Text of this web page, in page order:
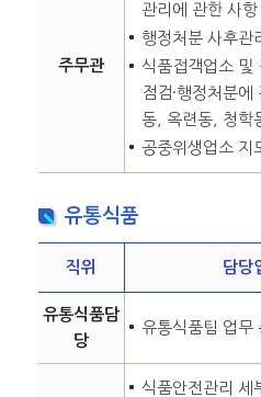
주무관
관리에 관한 사항
행정처분 사후관
식품접객업소 및
점검·행정처분
동, 옥련동, 청학
공중위생업소 지
유통식품
직위 담당
유통식품담
당
유통식품팀 업무
식품안전관리 세